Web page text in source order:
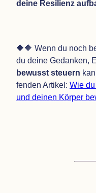
deine Resi­li­enz
🔶🔶 Wenn du noch
du deine Gedan­ken,
bewusst steu­ern
fen­den Arti­kel: Wie
und dei­nen Kör­per